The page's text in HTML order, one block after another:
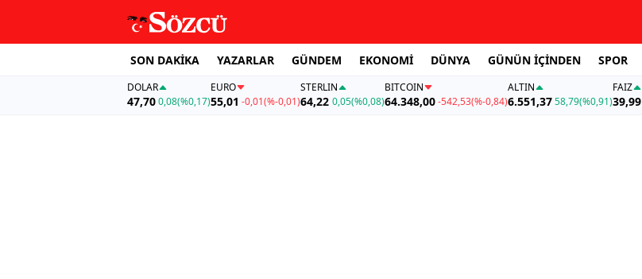
SON DAKİKA YAZARLAR GÜNDEM EKONOMİ DÜNYA GÜNÜN İÇİNDEN SPOR
DOLAR
47,700,08(%0,17)
EURO
55,01 -0,01(%-0,01)
STERLIN
64,22 0,05(%0,08)
BITCOIN
64.348,00-542,53(%-0,84)
ALTIN
6.551,3758,79(%0,91)
FAİZ
39,99